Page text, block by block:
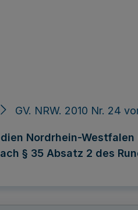
GV. NRW. 2010 Nr. 24
Nordrhein-
§ 35 Absatz 2 des